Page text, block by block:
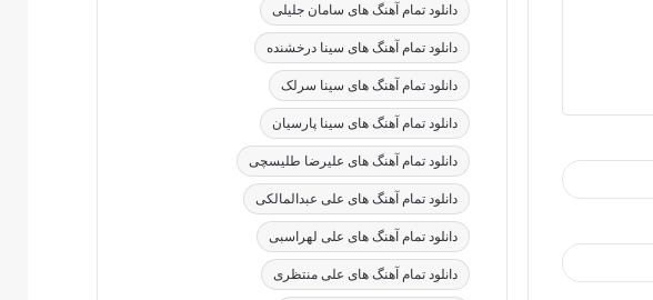
دانلود تمام آهنگ های سامان جلیلی
دانلود تمام آهنگ های سینا درخشنده
دانلود تمام آهنگ های سینا سرلک
دانلود تمام آهنگ های سینا پارسیان
دانلود تمام آهنگ های علیرضا طلیسچی
دانلود تمام آهنگ های علی عبدالمالکی
دانلود تمام آهنگ های علی لهراسبی
دانلود تمام آهنگ های علی منتظری